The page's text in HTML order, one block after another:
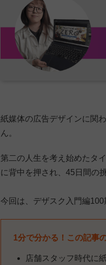
紙媒体の広告デザインに関
ん。
第二の人生を考え始めたタ
に背中を押され、45日間の
今回は、デザスク入門編
1分で分かる！この記事
店舗スタッフ時代に